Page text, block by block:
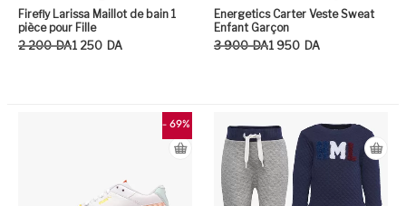
Firefly Larissa Maillot de bain 1
pièce pour Fille
2 200 DA
Le prix initial était : 2 200DA.
1 250 DA
Le prix actuel est : 1 250DA.
Energetics Carter Veste Sweat
Enfant Garçon
3 900 DA
Le prix initial était : 3 900DA.
1 950 DA
Le prix actuel est : 1 950DA.
- 69%